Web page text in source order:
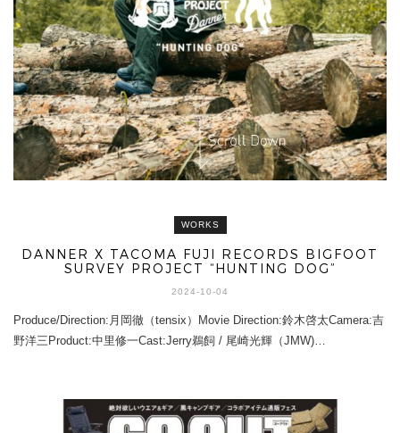
WORKS
DANNER X TACOMA FUJI RECORDS BIGFOOT
SURVEY PROJECT “HUNTING DOG”
2024-10-04
Produce/Direction:月岡徹（tensix）Movie Direction:鈴木啓太Camera:吉
野洋三Product:中里修一Cast:Jerry鵜飼 / 尾崎光輝（JMW)…